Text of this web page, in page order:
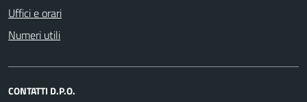
Uffici e orari
Numeri utili
CONTATTI D.P.O.